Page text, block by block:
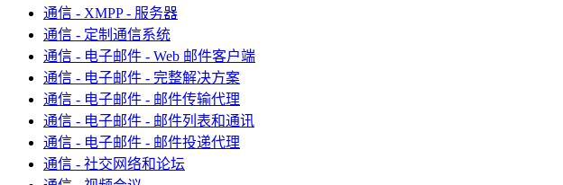
通信 - XMPP - 服务器
通信 - 定制通信系统
通信 - 电子邮件 - Web 邮件客户端
通信 - 电子邮件 - 完整解决方案
通信 - 电子邮件 - 邮件传输代理
通信 - 电子邮件 - 邮件列表和通讯
通信 - 电子邮件 - 邮件投递代理
通信 - 社交网络和论坛